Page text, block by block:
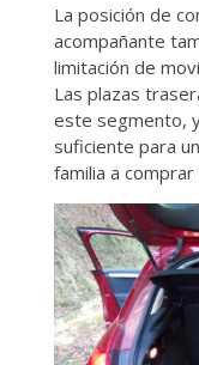
La posición de
acompañante
limitación de
Las plazas
este segmento,
suficiente para
familia a